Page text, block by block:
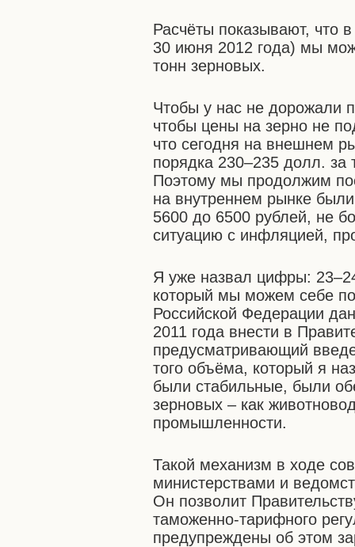
Расчёты показывают, что
30 июня 2012 года) мы
тонн зерновых.
Чтобы у нас не дорожали
чтобы цены на зерно не
что сегодня на внешнем
порядка 230–235 долл. за
Поэтому мы продолжим
на внутреннем рынке
5600 до 6500 рублей, не
ситуацию с инфляцией,
Я уже назвал цифры:
который мы можем себе
Российской Федерации
2011 года внести в
предусматривающий
того объёма, который я
были стабильные, были
зерновых – как
промышленности.
Такой механизм в ходе
министерствами и
Он позволит
таможенно-тарифного
предупреждены об этом